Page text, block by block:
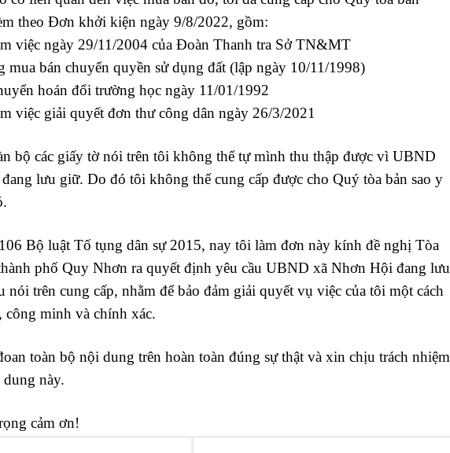
theo Đơn khởi kiện ngày 9/8/2022, gồm:
việc ngày 29/11/2004 của Đoàn Thanh tra Sở TN&MT
mua bán chuyển quyền sử dụng đất (lập ngày 10/11/1998)
hoán đổi trường học ngày 11/01/1992
việc giải quyết đơn thư công dân ngày 26/3/2021
bộ các giấy tờ nói trên tôi không thể tự mình thu thập được vì UBND
lưu giữ. Do đó tôi không thể cung cấp được cho Quý tòa bản sao y
Bộ luật Tố tụng dân sự 2015, nay tôi làm đơn này kính đề nghị Tòa
phố Quy Nhơn ra quyết định yêu cầu UBND xã Nhơn Hội đang lưu
nói trên cung cấp, nhằm để bảo đảm giải quyết vụ việc của tôi một cách
công minh và chính xác.
toàn bộ nội dung trên hoàn toàn đúng sự thật và xin chịu trách nhiệm
này.
cảm ơn!